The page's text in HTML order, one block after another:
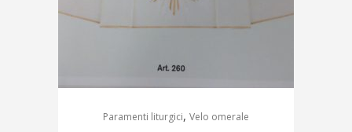
Paramenti liturgici, Velo omerale